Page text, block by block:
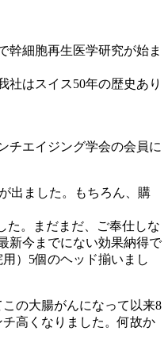
幹細胞再生医学研究が始ま
社はスイス50年の歴史あり
エイジング学会の会員に
出ました。もちろん、購
た。まだまだ、ご奉仕しな
新今までにない効果納得で
）5個のヘッド揃いまし
の大腸がんになって以来8
高くなりました。何故か